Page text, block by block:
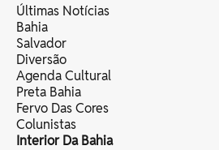
Últimas Notícias
Bahia
Salvador
Diversão
Agenda Cultural
Preta Bahia
Fervo Das Cores
Colunistas
Interior Da Bahia